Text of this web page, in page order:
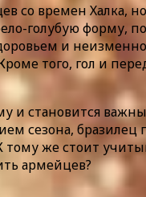
со времен Халка,
голубую
и
того, гол и
и становится
сезона,
же стоит
армейцев?